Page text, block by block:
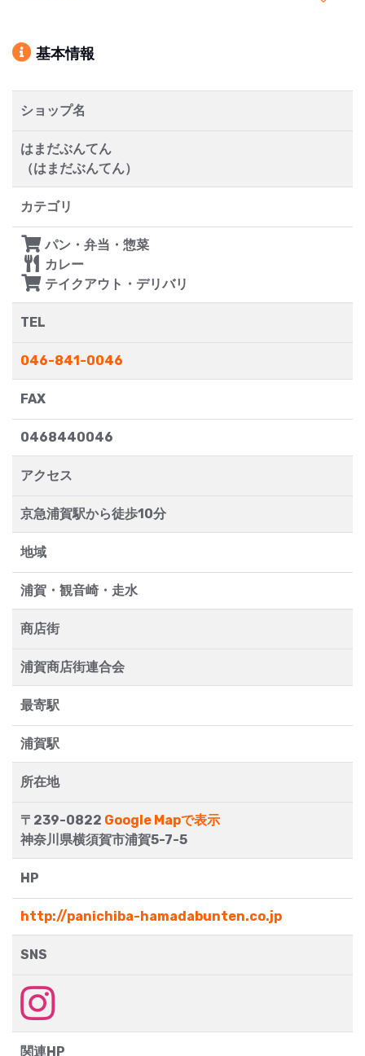
基本情報
ショップ名
はまだぶんてん
（はまだぶんてん）
カテゴリ
パン・弁当・惣菜
カレー
テイクアウト・デリバリ
TEL
046-841-0046
FAX
0468440046
アクセス
京急浦賀駅から徒歩10分
地域
浦賀・観音崎・走水
商店街
浦賀商店街連合会
最寄駅
浦賀駅
所在地
〒239-0822 Google Mapで表示
神奈川県横須賀市浦賀5-7-5
HP
http://panichiba-hamadabunten.co.jp
SNS
関連HP